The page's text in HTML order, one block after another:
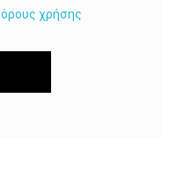
όρους χρήσης